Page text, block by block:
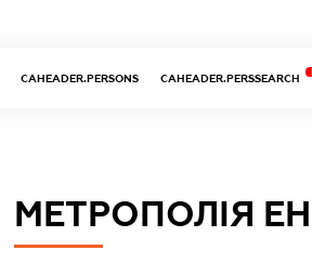
CAHEADER.PERSONS CAHEADER.PERSSEARCH
МЕТРОПОЛІЯ